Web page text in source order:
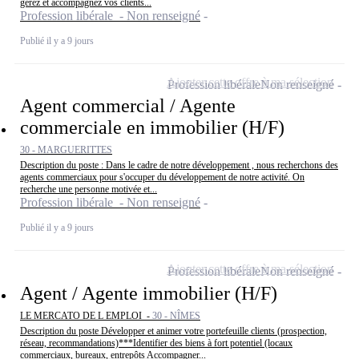
Profession libérale - Non renseigné
Publié il y a 9 jours
Agent commercial / Agente
commerciale en immobilier (H/F)
30 - MARGUERITTES
Description du poste : Dans le cadre de notre développement , nous recherchons des
agents commerciaux pour s'occuper du développement de notre activité. On
recherche une personne motivée et...
Profession libérale - Non renseigné
Publié il y a 9 jours
Profession libéraleNon renseigné
Ajouter cette offre à ma sélection
Agent / Agente immobilier (H/F)
LE MERCATO DE L EMPLOI - 30 - NÎMES
Description du poste Développer et animer votre portefeuille clients (prospection,
réseau, recommandations)***Identifier des biens à fort potentiel (locaux
commerciaux, bureaux, entrepôts Accompagner...
Profession libéraleNon renseigné
Ajouter cette offre à ma sélection